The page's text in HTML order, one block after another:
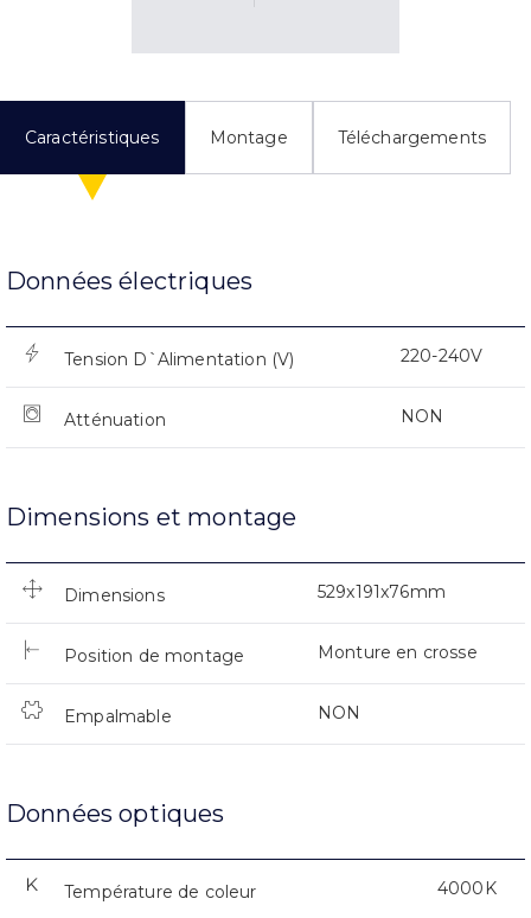
Caractéristiques Montage Téléchargements
Données électriques
Tension D`Alimentation (V) 220-240V
Atténuation NON
Dimensions et montage
Dimensions 529x191x76mm
Position de montage Monture en crosse
Empalmable NON
Données optiques
Température de coleur 4000K